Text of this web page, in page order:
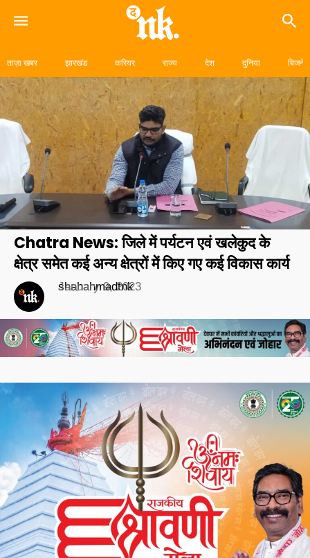
ताज़ा खबर झारखंड करियर राज्य देश दुनिया बिजनेस
Chatra News: जिले में पर्यटन एवं खलेकुद के
क्षेत्र समेत कई अन्य क्षेत्रों में किए गए कई विकास कार्य
shahahmadtnk
January 9, 2023